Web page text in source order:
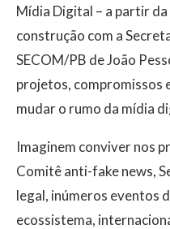
Mídia Digital – a partir
construção com a
SECOM/PB de João
projetos, compromissos
mudar o rumo da mídia
Imaginem conviver nos
Comitê anti-fake news,
legal, inúmeros eventos
ecossistema,